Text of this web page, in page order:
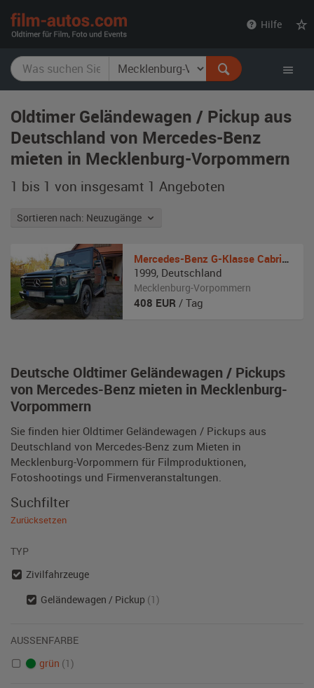
Hilfe
Oldtimer Geländewagen / Pickup aus
Deutschland von Mercedes-Benz
mieten in Mecklenburg-Vorpommern
1 bis 1 von insgesamt 1 Angeboten
Sortieren nach: Neuzugänge
Deutsche Oldtimer Geländewagen / Pickups
von Mercedes-Benz mieten in Mecklenburg-
Vorpommern
Sie finden hier Oldtimer Geländewagen / Pickups aus
Deutschland von Mercedes-Benz zum Mieten in
Mecklenburg-Vorpommern für Filmproduktionen,
Fotoshootings und Firmenveranstaltungen.
Mercedes-Benz G-Klasse Cabrio W 461
1999, Deutschland
Mecklenburg-Vorpommern
408 EUR / Tag
Suchfilter
Zurücksetzen
TYP
Zivilfahrzeuge
Geländewagen / Pickup (1)
AUSSENFARBE
grün (1)